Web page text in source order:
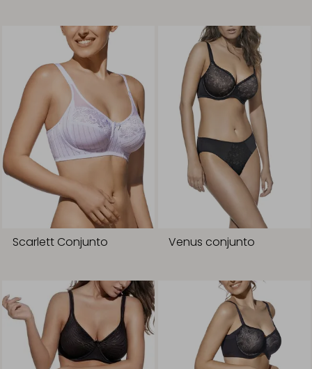
Scarlett Conjunto Venus conjunto